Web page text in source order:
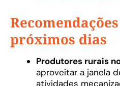
próximos dias
Produtores rurais
aproveitar a janela
atividades